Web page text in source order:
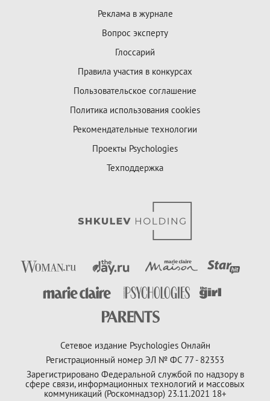
Реклама в журнале
Вопрос эксперту
Глоссарий
Правила участия в конкурсах
Пользовательское соглашение
Политика использования cookies
Рекомендательные технологии
Проекты Psychologies
Техподдержка
Сетевое издание Psychologies Онлайн
Регистрационный номер ЭЛ № ФС 77 - 82353
Зарегистрировано Федеральной службой по надзору в
сфере связи, информационных технологий и массовых
коммуникаций (Роскомнадзор) 23.11.2021 18+